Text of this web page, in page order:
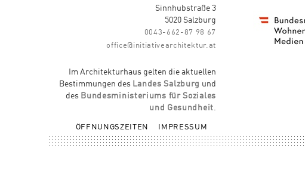
Sinnhubstraße 3
5020 Salzburg
0043-662-87 98 67
office@initiativearchitektur.at
Im Architekturhaus gelten die aktuellen
Bestimmungen des Landes Salzburg und
des Bundesministeriums für Soziales
und Gesundheit.
ÖFFNUNGSZEITEN
IMPRESSUM